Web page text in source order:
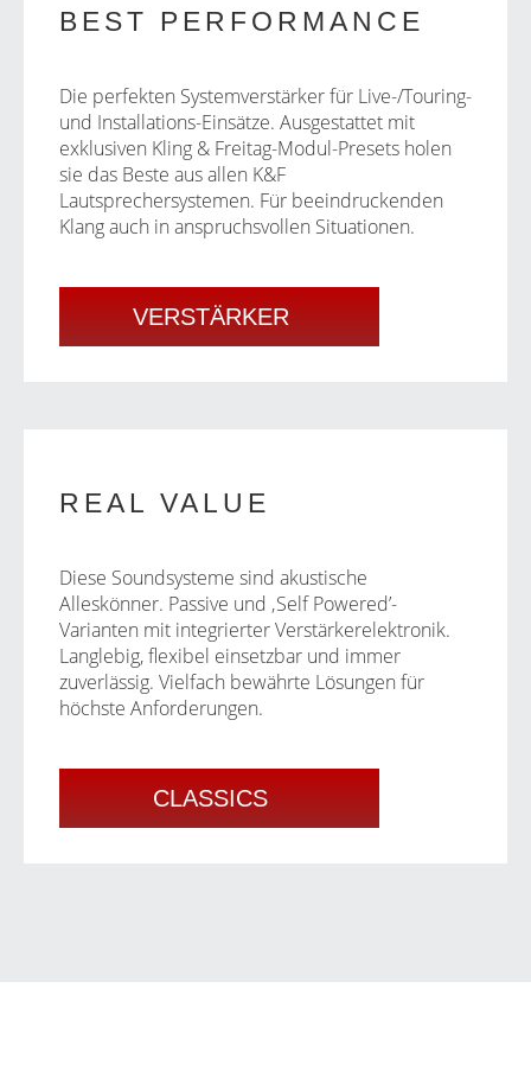
BEST PERFORMANCE
Die perfekten Systemverstärker für Live-/Touring-
und Installations-Einsätze. Ausgestattet mit
exklusiven Kling & Freitag-Modul-Presets holen
sie das Beste aus allen K&F
Lautsprechersystemen. Für beeindruckenden
Klang auch in anspruchsvollen Situationen.
VERSTÄRKER
REAL VALUE
Diese Soundsysteme sind akustische
Alleskönner. Passive und ‚Self Powered’-
Varianten mit integrierter Verstärkerelektronik.
Langlebig, flexibel einsetzbar und immer
zuverlässig. Vielfach bewährte Lösungen für
höchste Anforderungen.
CLASSICS